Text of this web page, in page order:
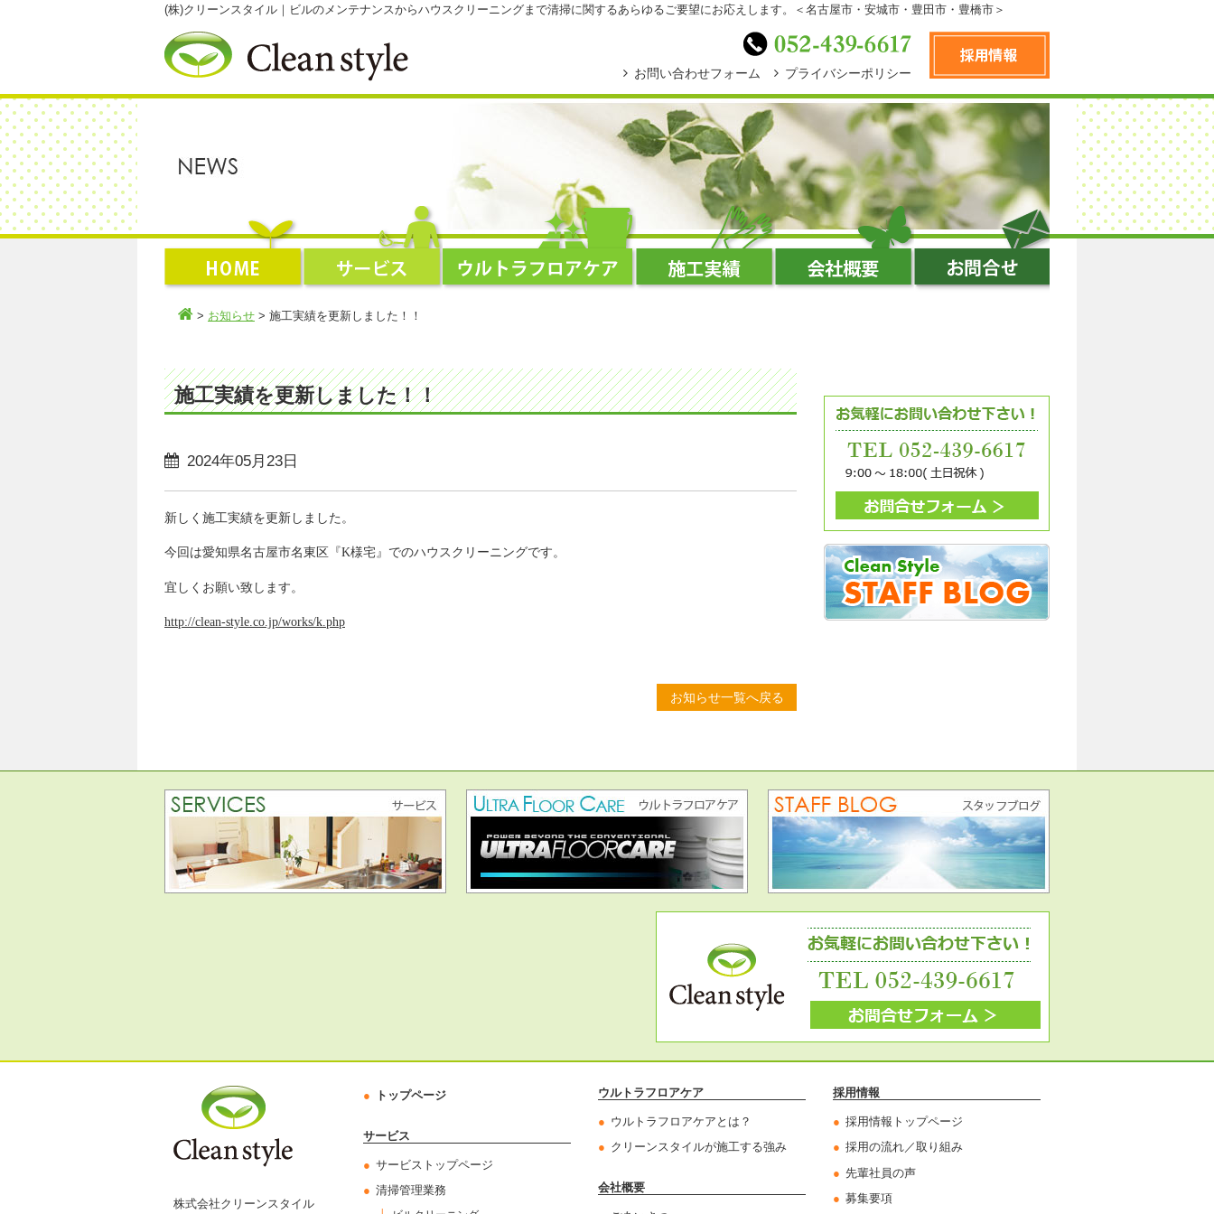
(株)クリーンスタイル｜ビルのメンテナンスからハウスクリーニングまで清掃に関するあらゆるご要望にお応えします。＜名古屋市・安城市・豊田市・豊橋市＞
お問い合わせフォーム プライバシーポリシー
> お知らせ > 施工実績を更新しました！！
施工実績を更新しました！！
2024年05月23日
新しく施工実績を更新しました。
今回は愛知県名古屋市名東区『K様宅』でのハウスクリーニングです。
宜しくお願い致します。
http://clean-style.co.jp/works/k.php
お知らせ一覧へ戻る
株式会社クリーンスタイル
トップページ
サービス
サービストップページ
清掃管理業務
ウルトラフロアケア
ウルトラフロアケアとは？
クリーンスタイルが施工する強み
会社概要
採用情報
採用情報トップページ
採用の流れ／取り組み
先輩社員の声
募集要項